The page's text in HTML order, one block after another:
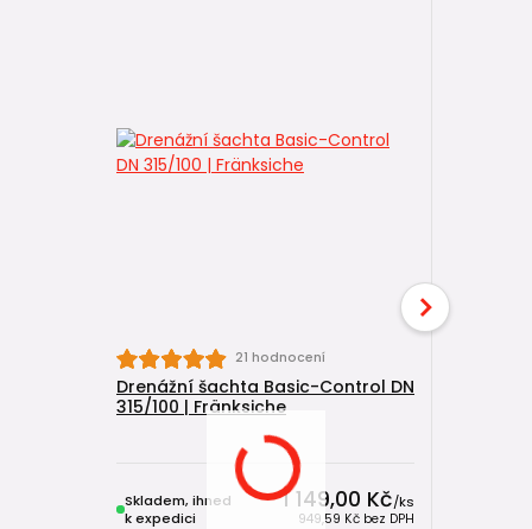
21 hodnocení
Drenážní šachta Basic-Control DN
315/100 | Fränksiche
1 149,00 Kč/ks
949,59 Kč bez DPH
Skladem, ihned
k expedici